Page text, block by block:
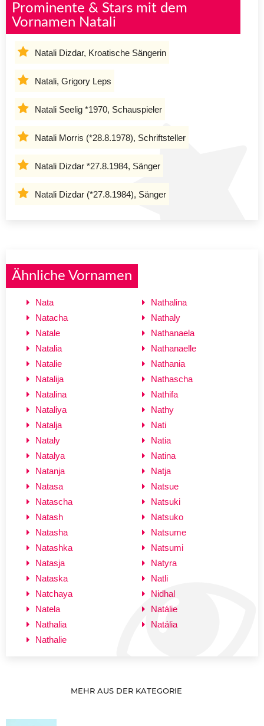
Prominente & Stars mit dem
Vornamen Natali
Natali Dizdar, Kroatische Sängerin
Natali, Grigory Leps
Natali Seelig *1970, Schauspieler
Natali Morris (*28.8.1978), Schriftsteller
Natali Dizdar *27.8.1984, Sänger
Natali Dizdar (*27.8.1984), Sänger
Ähnliche Vornamen
Nata
Natacha
Natale
Natalia
Natalie
Natalija
Natalina
Nataliya
Natalja
Nataly
Natalya
Natanja
Natasa
Natascha
Natash
Natasha
Natashka
Natasja
Nataska
Natchaya
Natela
Nathalia
Nathalie
Nathalina
Nathaly
Nathanaela
Nathanaelle
Nathania
Nathascha
Nathifa
Nathy
Nati
Natia
Natina
Natja
Natsue
Natsuki
Natsuko
Natsume
Natsumi
Natyra
Natli
Nidhal
Natálie
Natália
MEHR AUS DER KATEGORIE